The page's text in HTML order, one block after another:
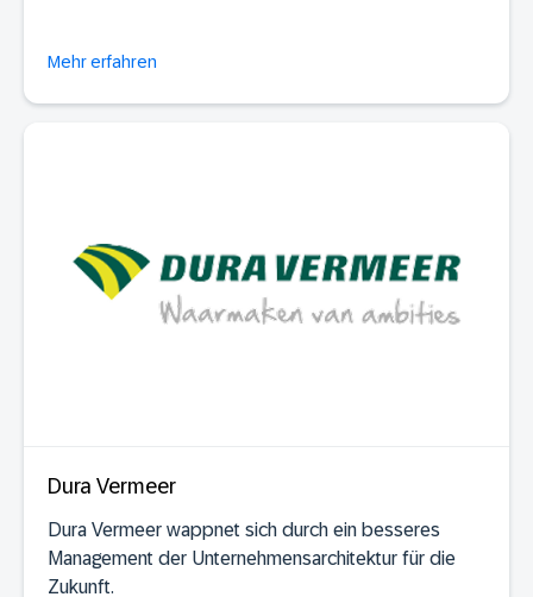
Mehr erfahren
Dura Vermeer
Dura Vermeer wappnet sich durch ein besseres
Management der Unternehmensarchitektur für die
Zukunft.